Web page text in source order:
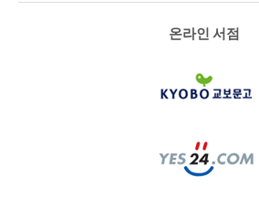
온라인 서점